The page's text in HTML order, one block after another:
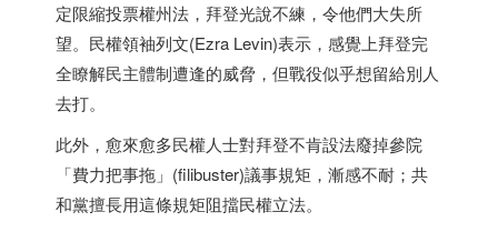
定限縮投票權州法，拜登光說不練，令他們大失所
望。民權領袖列文(Ezra Levin)表示，感覺上拜登完
全瞭解民主體制遭逢的威脅，但戰役似乎想留給別人
去打。
此外，愈來愈多民權人士對拜登不肯設法廢掉參院
「費力把事拖」(filibuster)議事規矩，漸感不耐；共
和黨擅長用這條規矩阻擋民權立法。